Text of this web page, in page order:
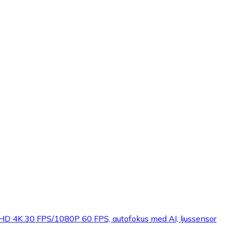
4K 30 FPS/1080P 60 FPS, autofokus med AI, ljussensor